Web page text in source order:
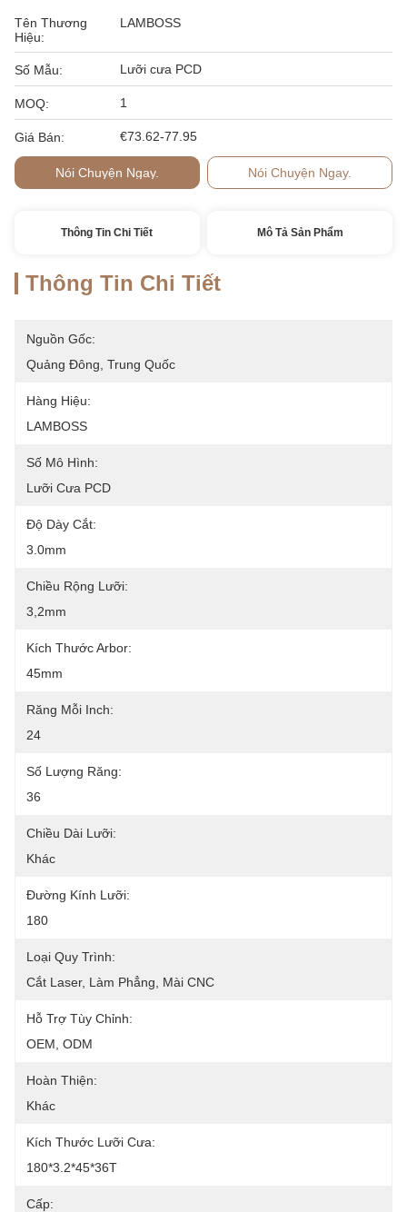
Tên Thương
Hiệu:
LAMBOSS
Số Mẫu: Lưỡi cưa PCD
MOQ: 1
Giá Bán: €73.62-77.95
Nói Chuyện Ngay. Nói Chuyện Ngay.
Thông Tin Chi Tiết Mô Tả Sản Phẩm
Thông Tin Chi Tiết
Nguồn Gốc:
Quảng Đông, Trung Quốc
Hàng Hiệu:
LAMBOSS
Số Mô Hình:
Lưỡi Cưa PCD
Độ Dày Cắt:
3.0mm
Chiều Rộng Lưỡi:
3,2mm
Kích Thước Arbor:
45mm
Răng Mỗi Inch:
24
Số Lượng Răng:
36
Chiều Dài Lưỡi:
Khác
Đường Kính Lưỡi:
180
Loại Quy Trình:
Cắt Laser, Làm Phẳng, Mài CNC
Hỗ Trợ Tùy Chỉnh:
OEM, ODM
Hoàn Thiện:
Khác
Kích Thước Lưỡi Cưa:
180*3.2*45*36T
Cấp: